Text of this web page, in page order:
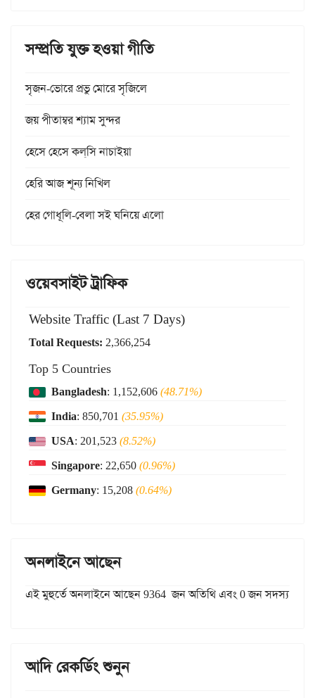
সম্প্রতি যুক্ত হওয়া গীতি
সৃজন-ভোরে প্রভু মোরে সৃজিলে
জয় পীতাম্বর শ্যাম সুন্দর
হেসে হেসে কল্‌সি নাচাইয়া
হেরি আজ শূন্য নিখিল
হের গোধূলি-বেলা সই ঘনিয়ে এলো
ওয়েবসাইট ট্রাফিক
Website Traffic (Last 7 Days)
Total Requests: 2,366,254
Top 5 Countries
Bangladesh: 1,152,606(48.71%)
India: 850,701 (35.95%)
USA: 201,523(8.52%)
Singapore: 22,650(0.96%)
Germany: 15,208(0.64%)
অনলাইনে আছেন
এই মুহুর্তে অনলাইনে আছেন 9364 জন অতিথি এবং 0 জন সদস্য
আদি রেকর্ডিং শুনুন